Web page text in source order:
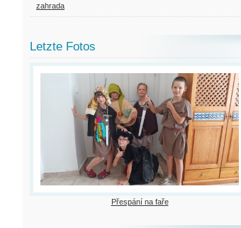
zahrada
Letzte Fotos
Přespání na faře